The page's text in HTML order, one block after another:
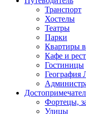
Транспорт
Хостелы
Театры
Парки
Квартиры
Кафе и
Гостиницы
География
Фортецы,
Улицы